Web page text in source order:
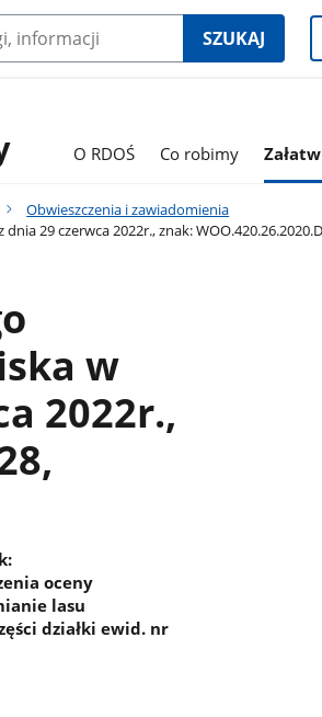
SZUKAJ
O RDOŚ Co robimy
Obwieszczenia i zawiadomienia
29 czerwca 2022r., znak:
w
2022r.,
oceny
lasu
działki ewid. nr